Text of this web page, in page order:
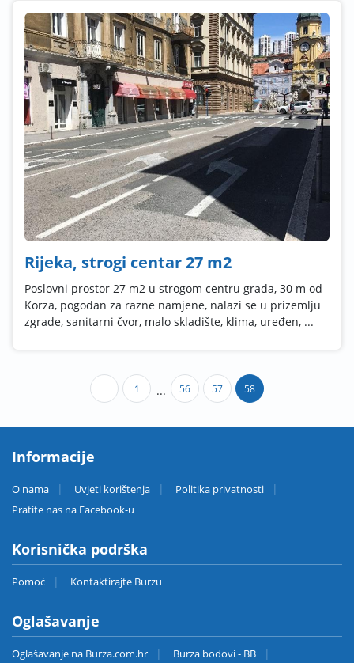
Rijeka, strogi centar 27 m2
Poslovni prostor 27 m2 u strogom centru grada, 30 m od
Korza, pogodan za razne namjene, nalazi se u prizemlju
zgrade, sanitarni čvor, malo skladište, klima, uređen, ...
1 ... 56 57 58
Informacije
O nama Uvjeti korištenja
Politika privatnosti
Pratite nas na Facebook-u
Korisnička podrška
Pomoć Kontaktirajte Burzu
Oglašavanje
Oglašavanje na Burza.com.hr Burza bodovi - BB